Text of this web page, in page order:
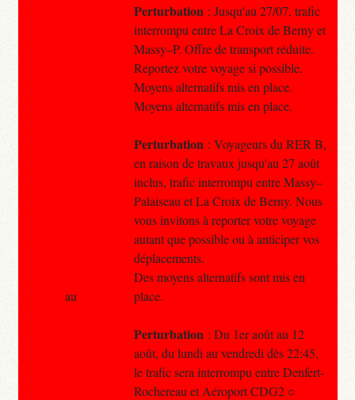
Perturbation : Jusqu'au 27/07, trafic
interrompu entre La Croix de Berny et
Massy–P. Offre de transport réduite.
Reportez votre voyage si possible.
Moyens alternatifs mis en place.
Moyens alternatifs mis en place.
Perturbation : Voyageurs du RER B,
en raison de travaux jusqu'au 27 août
inclus, trafic interrompu entre Massy–
Palaiseau et La Croix de Berny. Nous
vous invitons à reporter votre voyage
autant que possible ou à anticiper vos
déplacements.
Des moyens alternatifs sont mis en
place.
Perturbation : Du 1er août au 12
août, du lundi au vendredi dès 22:45,
le trafic sera interrompu entre Denfert-
Rochereau et Aéroport CDG2 ○
au